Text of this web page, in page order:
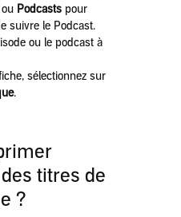
Podcasts pour
suivre le Podcast.
ou le podcast à
sélectionnez sur
.
titres de
?